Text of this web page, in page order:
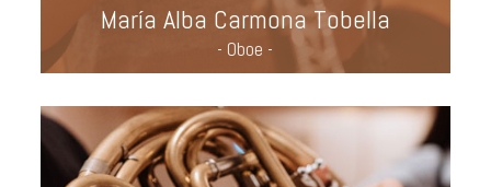
María Alba Carmona Tobella
- Oboe -